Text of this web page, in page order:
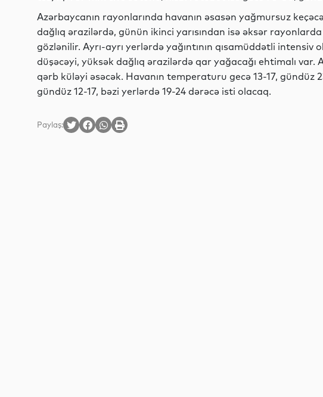
Azərbaycanın rayonlarında havanın əsasən yağmursuz
dağlıq ərazilərdə, günün ikinci yarısından isə əksər rayonlarda
gözlənilir. Ayrı-ayrı yerlərdə yağıntının qısamüddətli intensiv
düşəcəyi, yüksək dağlıq ərazilərdə qar yağacağı ehtimalı
qərb küləyi əsəcək. Havanın temperaturu gecə 13-17, gündüz
gündüz 12-17, bəzi yerlərdə 19-24 dərəcə isti olacaq.
Paylaş: